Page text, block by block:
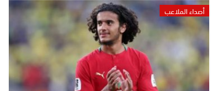
أصداء الملاعب